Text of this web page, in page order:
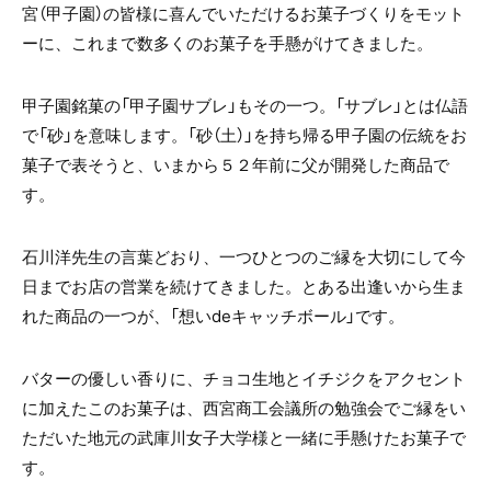
宮（甲子園）の皆様に喜んでいただけるお菓子づくりをモット
ーに、これまで数多くのお菓子を手懸がけてきました。
甲子園銘菓の「甲子園サブレ」もその一つ。「サブレ」とは仏語
で「砂」を意味します。「砂（土）」を持ち帰る甲子園の伝統をお
菓子で表そうと、いまから５２年前に父が開発した商品で
す。
石川洋先生の言葉どおり、一つひとつのご縁を大切にして今
日までお店の営業を続けてきました。とある出逢いから生ま
れた商品の一つが、「想いdeキャッチボール」です。
バターの優しい香りに、チョコ生地とイチジクをアクセント
に加えたこのお菓子は、西宮商工会議所の勉強会でご縁をい
ただいた地元の武庫川女子大学様と一緒に手懸けたお菓子で
す。